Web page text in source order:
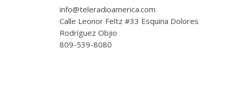
info@teleradioamerica.com
Calle Leonor Feltz #33 Esquina Dolores
Rodríguez Objio
809-539-8080